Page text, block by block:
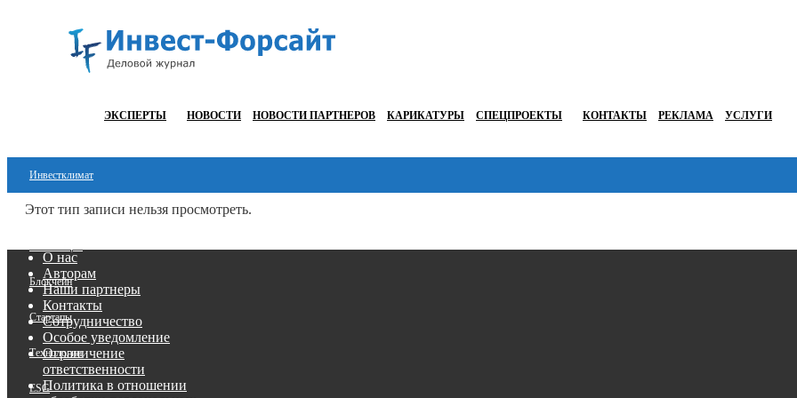
ЭКСПЕРТЫ НОВОСТИ НОВОСТИ ПАРТНЕРОВ КАРИКАТУРЫ СПЕЦПРОЕКТЫ КОНТАКТЫ РЕКЛАМА УСЛУГИ
Инвестклимат
Финансы
Блокчейн
Стартапы
Технологии
ESG
Этот тип записи нельзя просмотреть.
О нас
Авторам
Наши партнеры
Контакты
Сотрудничество
Особое уведомление
Ограничение
ответственности
Политика в отношении